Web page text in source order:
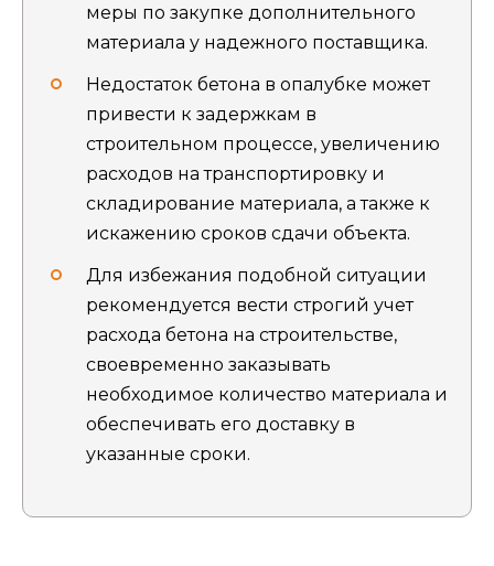
меры по закупке дополнительного
материала у надежного поставщика.
Недостаток бетона в опалубке может
привести к задержкам в
строительном процессе, увеличению
расходов на транспортировку и
складирование материала, а также к
искажению сроков сдачи объекта.
Для избежания подобной ситуации
рекомендуется вести строгий учет
расхода бетона на строительстве,
своевременно заказывать
необходимое количество материала и
обеспечивать его доставку в
указанные сроки.